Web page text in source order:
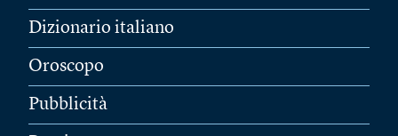
Dizionario italiano
Oroscopo
Pubblicità